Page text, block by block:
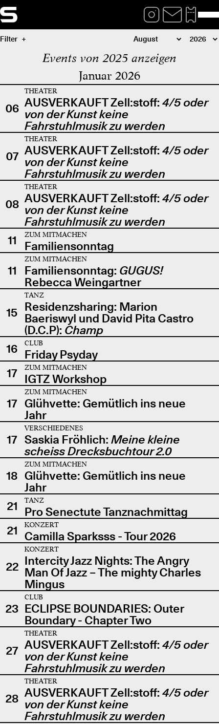
Filter
Events von 2025 anzeigen
Januar 2026
06
THEATER
AUSVERKAUFT Zell:stoff: 4/5 oder
von der Kunst keine
Fahrstuhlmusik zu werden
07
THEATER
AUSVERKAUFT Zell:stoff: 4/5 oder
von der Kunst keine
Fahrstuhlmusik zu werden
08
THEATER
AUSVERKAUFT Zell:stoff: 4/5 oder
von der Kunst keine
Fahrstuhlmusik zu werden
11
ZUM MITMACHEN
Familiensonntag
11
ZUM MITMACHEN
Familiensonntag: GUGUS!
Rebecca Weingartner
15
TANZ
Residenzsharing: Marion
Baeriswyl und David Pita Castro
(D.C.P): Champ
16
CLUB
Friday Psyday
17
ZUM MITMACHEN
IGTZ Workshop
17
ZUM MITMACHEN
Glühvette: Gemütlich ins neue
Jahr
17
VERSCHIEDENES
Saskia Fröhlich: Meine kleine
scheiss Drecksbuchtour 2.0
18
ZUM MITMACHEN
Glühvette: Gemütlich ins neue
Jahr
21
TANZ
Pro Senectute Tanznachmittag
21
KONZERT
Camilla Sparksss - Tour 2026
22
KONZERT
Intercity Jazz Nights: The Angry
Man Of Jazz – The mighty Charles
Mingus
23
CLUB
ECLIPSE BOUNDARIES: Outer
Boundary - Chapter Two
27
THEATER
AUSVERKAUFT Zell:stoff: 4/5 oder
von der Kunst keine
Fahrstuhlmusik zu werden
28
THEATER
AUSVERKAUFT Zell:stoff: 4/5 oder
von der Kunst keine
Fahrstuhlmusik zu werden